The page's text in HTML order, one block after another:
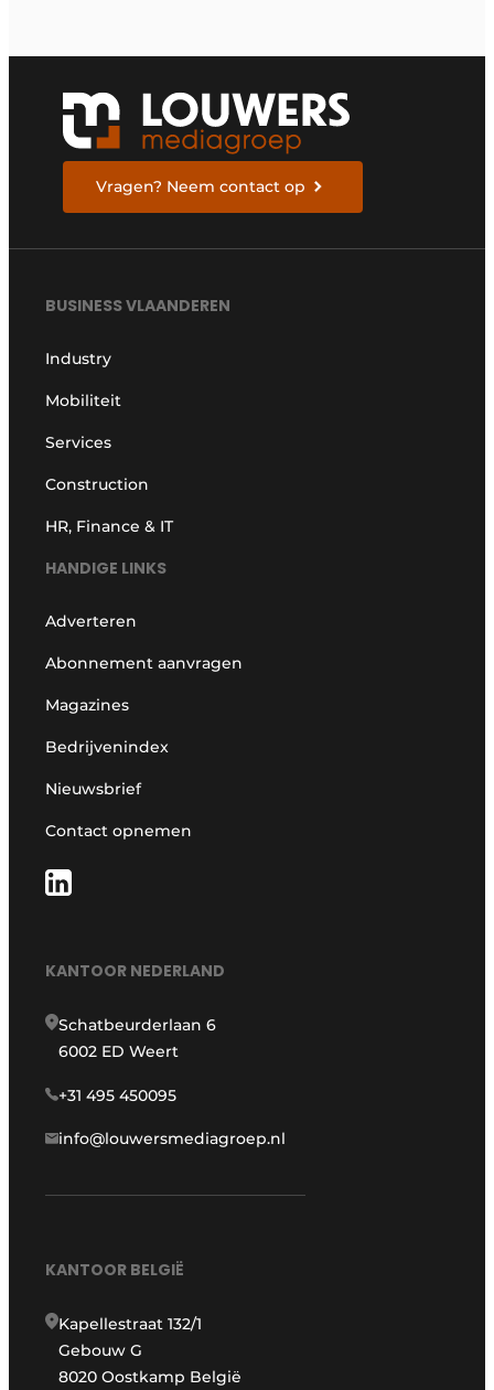
Vragen? Neem contact op
BUSINESS VLAANDEREN
Industry
Mobiliteit
Services
Construction
HR, Finance & IT
HANDIGE LINKS
Adverteren
Abonnement aanvragen
Magazines
Bedrijvenindex
Nieuwsbrief
Contact opnemen
KANTOOR NEDERLAND
Schatbeurderlaan 6
6002 ED Weert
+31 495 450095
info@louwersmediagroep.nl
KANTOOR BELGIË
Kapellestraat 132/1
Gebouw G
8020 Oostkamp België